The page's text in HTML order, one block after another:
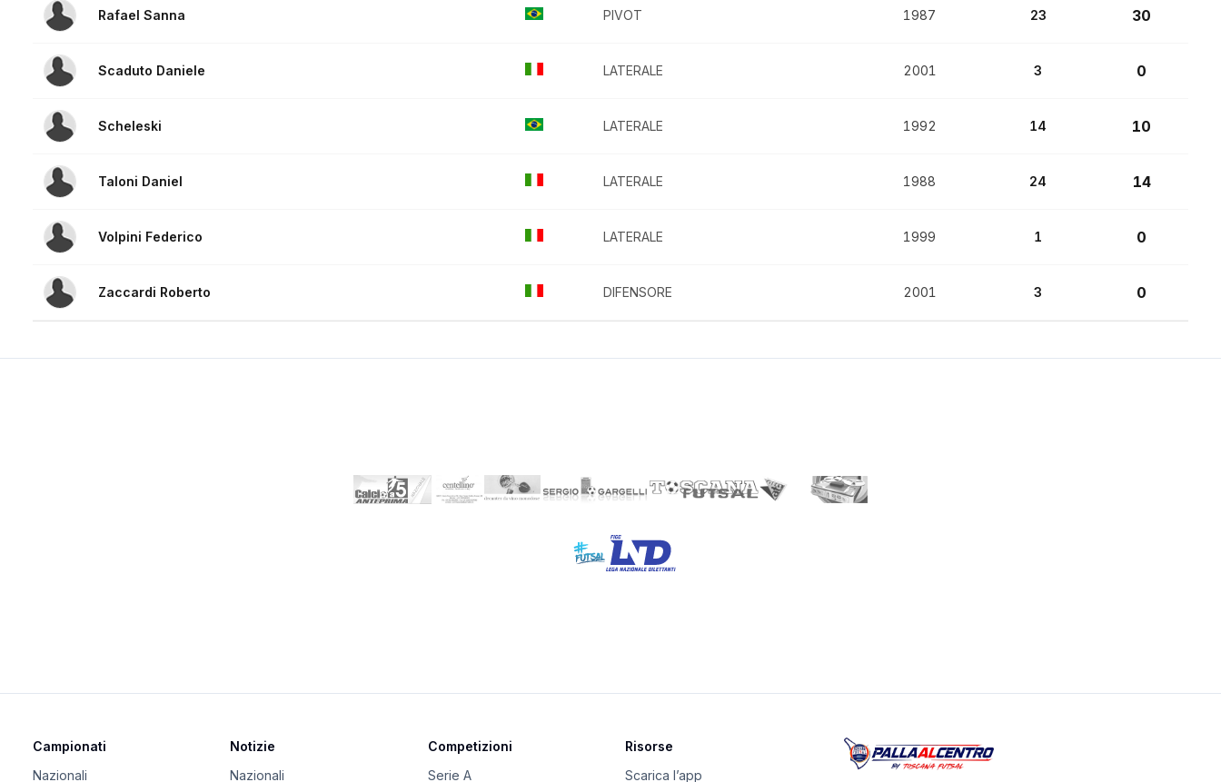
Rafael Sanna PIVOT 1987 23 30
Scaduto Daniele LATERALE 2001 3 0
Scheleski LATERALE 1992 14 10
Taloni Daniel LATERALE 1988 24 14
Volpini Federico LATERALE 1999 1 0
Zaccardi Roberto DIFENSORE 2001 3 0
Campionati
Nazionali
Notizie
Nazionali
Competizioni
Serie A
Risorse
Scarica l’app